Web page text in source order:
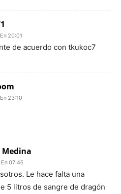
20:01
de acuerdo con tkukoc7
23:10
07:46
Le hace falta una
5 litros de sangre de dragón